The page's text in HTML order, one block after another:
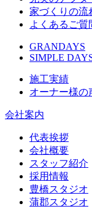
家づくりの流
よくあるご質
GRANDAYS
SIMPLE
施工実績
オーナー様の
会社案内
代表挨拶
会社概要
スタッフ紹介
採用情報
豊橋スタジオ
蒲郡スタジオ